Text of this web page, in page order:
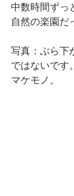
中数時間ずっ
自然の楽園だ
写真：ぶら下
ではないです
マケモノ。